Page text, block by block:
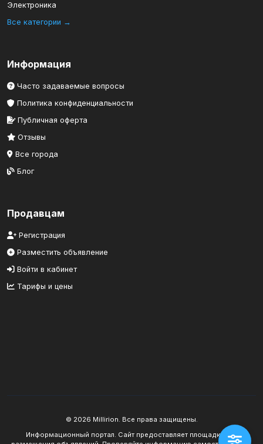
Электроника
Все категории →
Информация
Часто задаваемые вопросы
Политика конфиденциальности
Публичная оферта
Отзывы
Все города
Блог
Продавцам
Регистрация
Разместить объявление
Войти в кабинет
Тарифы и цены
© 2026 Millirion. Все права защищены.
Информационный портал. Сайт предоставляет площадку для